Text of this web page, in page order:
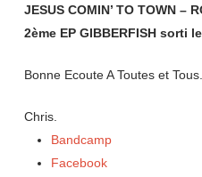
JESUS COMIN’ TO TOWN –
2ème EP GIBBERFISH sorti
Bonne Ecoute A Toutes et Tous.
Chris.
Bandcamp
Facebook